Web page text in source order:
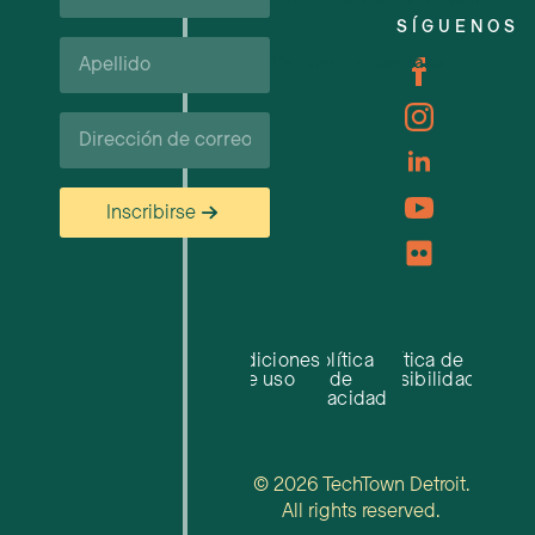
Apellido*
Correo
electrónico
Inscribirse
Carreras profesionales
SÍGUENOS
Condiciones
de uso
Política
de
privacidad
Política de
accesibilidad
© 2026 TechTown Detroit.
All rights reserved.